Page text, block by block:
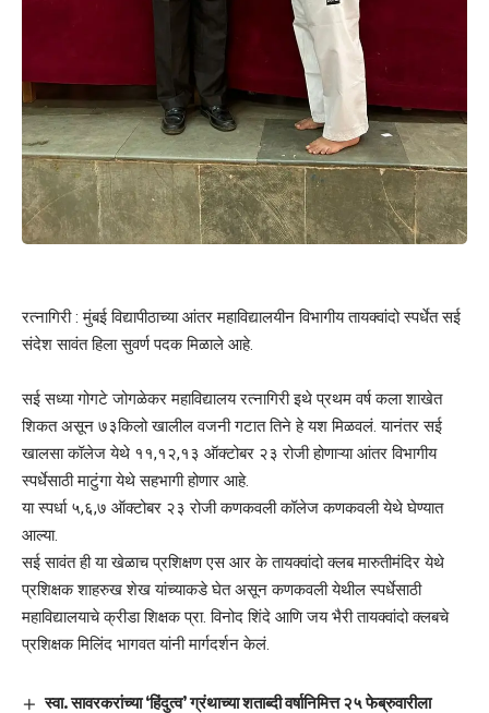
रत्नागिरी : मुंबई विद्यापीठाच्या आंतर महाविद्यालयीन विभागीय तायक्वांदो स्पर्धेत सई
संदेश सावंत हिला सुवर्ण पदक मिळाले आहे.
सई सध्या गोगटे जोगळेकर महाविद्यालय रत्नागिरी इथे प्रथम वर्ष कला शाखेत
शिकत असून ७३किलो खालील वजनी गटात तिने हे यश मिळवलं. यानंतर सई
खालसा कॉलेज येथे ११,१२,१३ ऑक्टोबर २३ रोजी होणाऱ्या आंतर विभागीय
स्पर्धेसाठी माटुंगा येथे सहभागी होणार आहे.
या स्पर्धा ५,६,७ ऑक्टोबर २३ रोजी कणकवली कॉलेज कणकवली येथे घेण्यात
आल्या.
सई सावंत ही या खेळाच प्रशिक्षण एस आर के तायक्वांदो क्लब मारुतीमंदिर येथे
प्रशिक्षक शाहरुख शेख यांच्याकडे घेत असून कणकवली येथील स्पर्धेसाठी
महाविद्यालयाचे क्रीडा शिक्षक प्रा. विनोद शिंदे आणि जय भैरी तायक्वांदो क्लबचे
प्रशिक्षक मिलिंद भागवत यांनी मार्गदर्शन केलं.
स्वा. सावरकरांच्या ‘हिंदुत्व’ ग्रंथाच्या शताब्दी वर्षानिमित्त २५ फेब्रुवारीला